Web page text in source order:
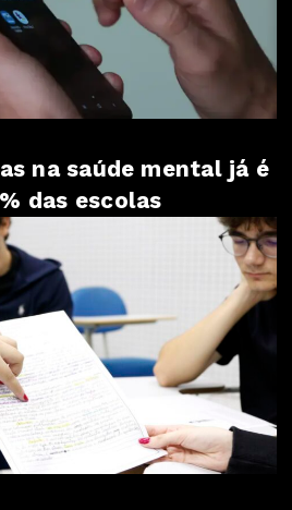
na saúde mental já é
das escolas